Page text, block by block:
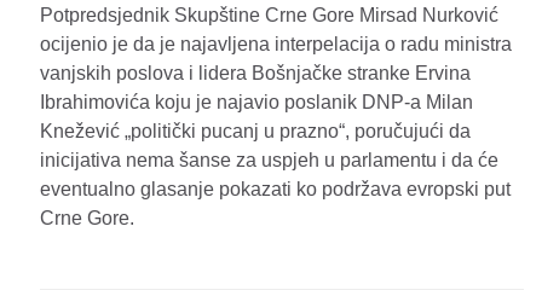
Potpredsjednik Skupštine Crne Gore Mirsad Nurković
ocijenio je da je najavljena interpelacija o radu ministra
vanjskih poslova i lidera Bošnjačke stranke Ervina
Ibrahimovića koju je najavio poslanik DNP-a Milan
Knežević „politički pucanj u prazno“, poručujući da
inicijativa nema šanse za uspjeh u parlamentu i da će
eventualno glasanje pokazati ko podržava evropski put
Crne Gore.